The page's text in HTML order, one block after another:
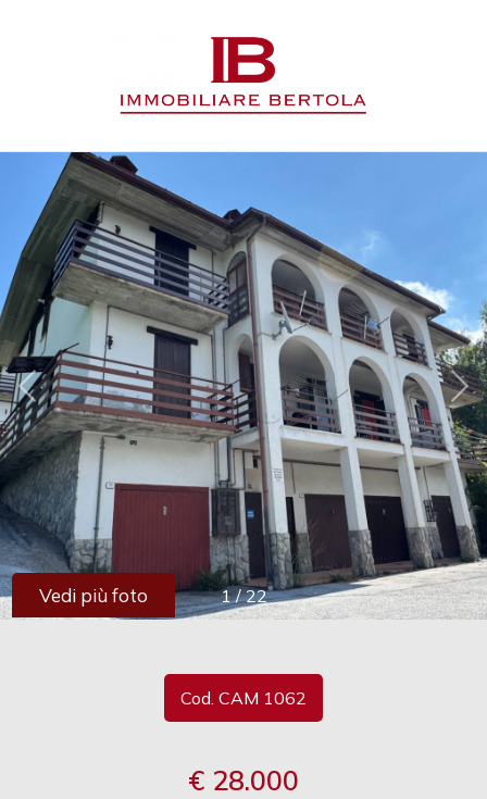
1 / 22
Vedi più foto
Cod. CAM 1062
€ 28.000
IMMOBILI
SERVIZI
CONTATTI
Contratto
Qualsiasi
Vendita
Affitto
Scegli
dove
cercare
Provincia
Comune